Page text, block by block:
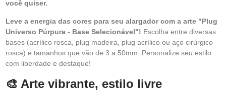
você quiser.
Leve a energia das cores para seu alargador com a arte "Plug
Universo Púrpura - Base Selecionável"! Escolha entre diversas
bases (acrílico rosca, plug madeira, plug acrílico ou aço cirúrgico
rosca) e tamanhos que vão de 3 a 50mm. Personalize seu estilo
com liberdade e destaque!
🎨 Arte vibrante, estilo livre